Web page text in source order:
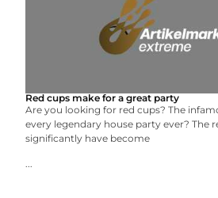
Red cups make for a great party
Are you looking for red cups? The
every legendary house party ever? The
significantly have become
...